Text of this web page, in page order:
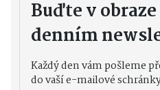
Buďte v
denním
Každý den vám pošleme
do vaší e-mailové